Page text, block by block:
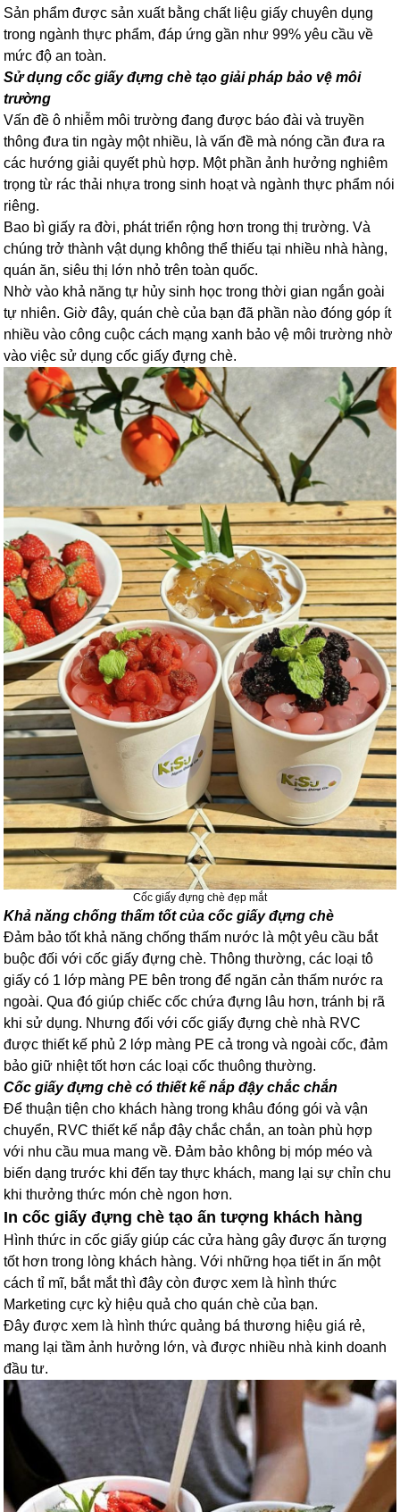
Sản phẩm được sản xuất bằng chất liệu giấy chuyên dụng
trong ngành thực phẩm, đáp ứng gần như 99% yêu cầu về
mức độ an toàn.
Sử dụng cốc giấy đựng chè tạo giải pháp bảo vệ môi
trường
Vấn đề ô nhiễm môi trường đang được báo đài và truyền
thông đưa tin ngày một nhiều, là vấn đề mà nóng cần đưa ra
các hướng giải quyết phù hợp. Một phần ảnh hưởng nghiêm
trọng từ rác thải nhựa trong sinh hoạt và ngành thực phẩm nói
riêng.
Bao bì giấy ra đời, phát triển rộng hơn trong thị trường. Và
chúng trở thành vật dụng không thể thiếu tại nhiều nhà hàng,
quán ăn, siêu thị lớn nhỏ trên toàn quốc.
Nhờ vào khả năng tự hủy sinh học trong thời gian ngắn goài
tự nhiên. Giờ đây, quán chè của bạn đã phần nào đóng góp ít
nhiều vào công cuộc cách mạng xanh bảo vệ môi trường nhờ
vào việc sử dụng cốc giấy đựng chè.
Cốc giấy đựng chè đẹp mắt
Khả năng chống thấm tốt của cốc giấy đựng chè
Đảm bảo tốt khả năng chống thấm nước là một yêu cầu bắt
buộc đối với cốc giấy đựng chè. Thông thường, các loại tô
giấy có 1 lớp màng PE bên trong để ngăn cản thấm nước ra
ngoài. Qua đó giúp chiếc cốc chứa đựng lâu hơn, tránh bị rã
khi sử dụng. Nhưng đối với cốc giấy đựng chè nhà RVC
được thiết kế phủ 2 lớp màng PE cả trong và ngoài cốc, đảm
bảo giữ nhiệt tốt hơn các loại cốc thuông thường.
Cốc giấy đựng chè có thiết kế nắp đậy chắc chắn
Để thuận tiện cho khách hàng trong khâu đóng gói và vận
chuyển, RVC thiết kế nắp đậy chắc chắn, an toàn phù hợp
với nhu cầu mua mang về. Đảm bảo không bị móp méo và
biến dạng trước khi đến tay thực khách, mang lại sự chỉn chu
khi thưởng thức món chè ngon hơn.
In cốc giấy đựng chè tạo ấn tượng khách hàng
Hình thức in cốc giấy giúp các cửa hàng gây được ấn tượng
tốt hơn trong lòng khách hàng. Với những họa tiết in ấn một
cách tỉ mĩ, bắt mắt thì đây còn được xem là hình thức
Marketing cực kỳ hiệu quả cho quán chè của bạn.
Đây được xem là hình thức quảng bá thương hiệu giá rẻ,
mang lại tầm ảnh hưởng lớn, và được nhiều nhà kinh doanh
đầu tư.